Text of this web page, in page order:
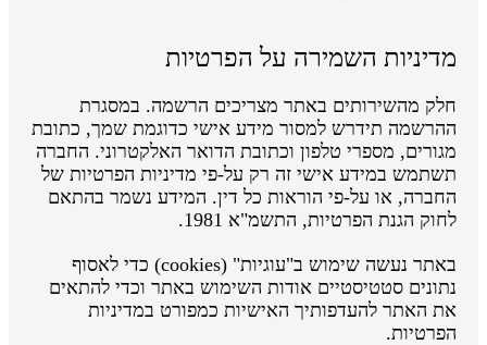
מדיניות השמירה על הפרטיות
חלק מהשירותים באתר מצריכים הרשמה. במסגרת
ההרשמה תידרש למסור מידע אישי כדוגמת שמך, כתובת
מגורים, מספרי טלפון וכתובת הדואר האלקטרוני. החברה
תשתמש במידע אישי זה רק על-פי מדיניות הפרטיות של
החברה, או על-פי הוראות כל דין. המידע נשמר בהתאם
לחוק הגנת הפרטיות, התשמ"א 1981.
באתר נעשה שימוש ב"עוגיות" (cookies) כדי לאסוף
נתונים סטטיסטיים אודות השימוש באתר וכדי להתאים
את האתר להעדפותיך האישיות כמפורט במדיניות
הפרטיות.